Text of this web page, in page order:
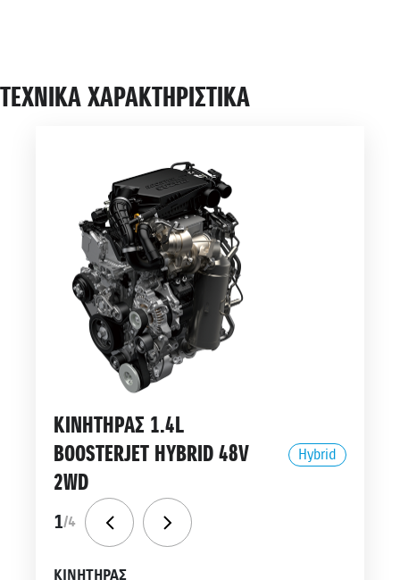
ΤΕΧΝΙΚΑ ΧΑΡΑΚΤΗΡΙΣΤΙΚΑ
ΚΙΝΗΤΗΡΑΣ 1.4L
BOOSTERJET HYBRID 48V
2WD
Hybrid
1/4
ΚΙΝΗΤΗΡΑΣ